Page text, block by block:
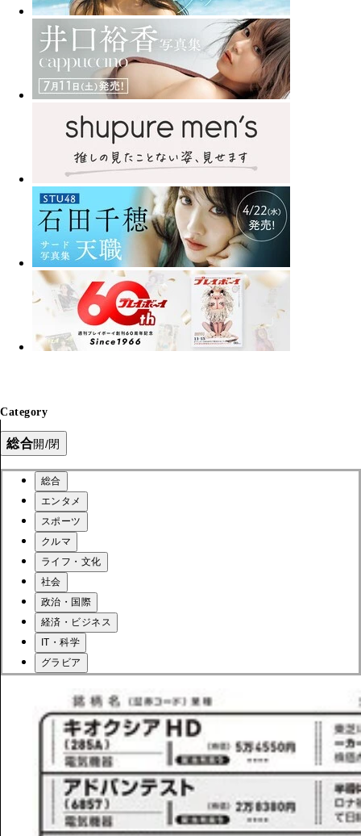
Category
総合開/閉
総合
エンタメ
スポーツ
クルマ
ライフ・文化
社会
政治・国際
経済・ビジネス
IT・科学
グラビア